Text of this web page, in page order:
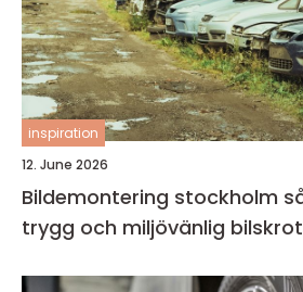
inspiration
12. June 2026
Bildemontering stockholm så fungerar en
trygg och miljövänlig bilskrot